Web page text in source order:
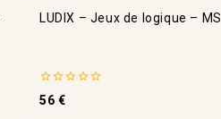
LUDIX – Jeux de logique – MS
0
de
56 €